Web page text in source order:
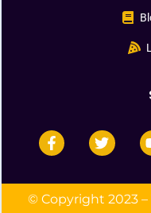
© Copyright 2023 –